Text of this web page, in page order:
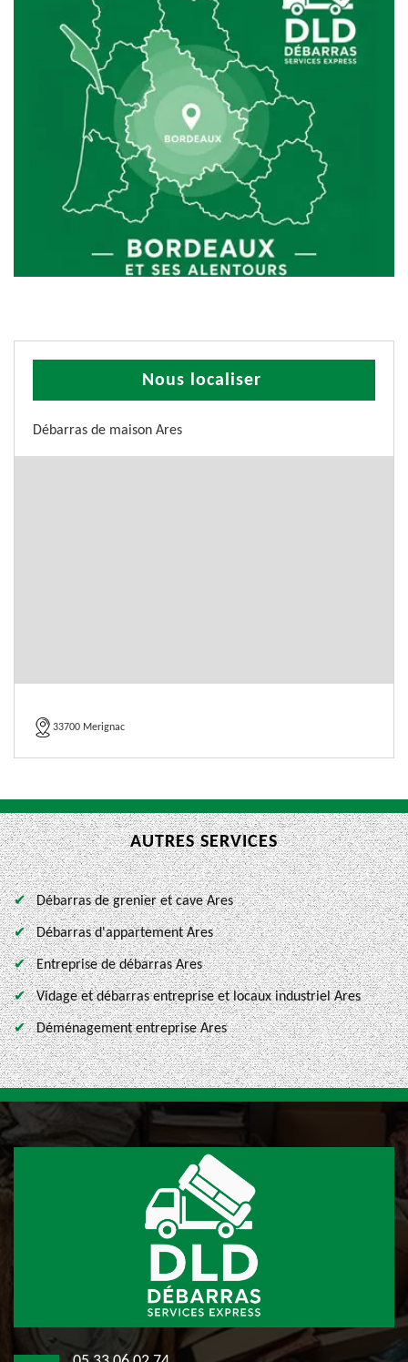
Nous localiser
Débarras de maison Ares
33700 Merignac
AUTRES SERVICES
Débarras de grenier et cave Ares
Débarras d'appartement Ares
Entreprise de débarras Ares
Vidage et débarras entreprise et locaux industriel Ares
Déménagement entreprise Ares